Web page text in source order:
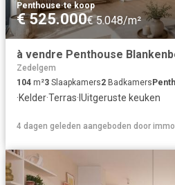
Penthouse·te koop
€ 525.000€ 5.048/m²
à vendre Penthouse
Zedelgem
104 m²3 Slaapkamers2 Badkamers
·Kelder·Terras· IUitgeruste keuken
4 dagen geleden aangeboden door